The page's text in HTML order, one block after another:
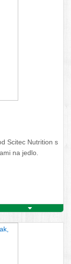
Scitec Nutrition s
na jedlo.
PRODUKT
KÚPIŤ